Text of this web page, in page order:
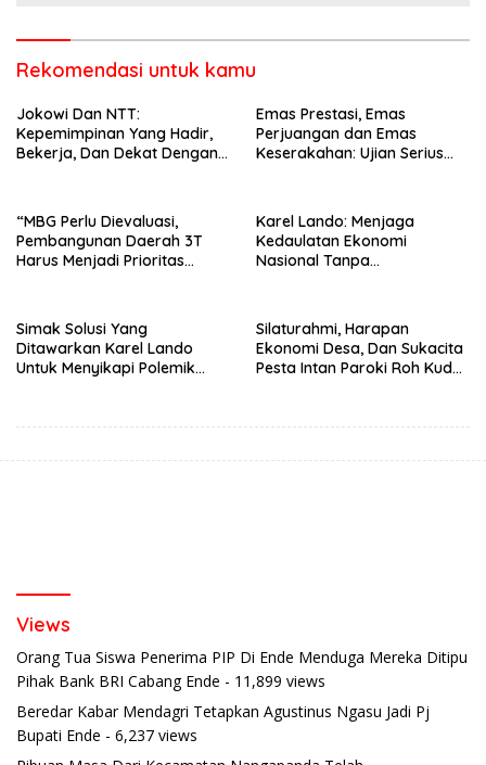
Rekomendasi untuk kamu
Jokowi Dan NTT:
Kepemimpinan Yang Hadir,
Bekerja, Dan Dekat Dengan
Emas Prestasi, Emas
Perjuangan dan Emas
Keserakahan: Ujian Serius
“MBG Perlu Dievaluasi,
Pembangunan Daerah 3T
Harus Menjadi Prioritas
Karel Lando: Menjaga
Kedaulatan Ekonomi
Nasional Tanpa
Simak Solusi Yang
Ditawarkan Karel Lando
Untuk Menyikapi Polemik
Silaturahmi, Harapan
Ekonomi Desa, Dan Sukacita
Pesta Intan Paroki Roh Kudus
Views
Orang Tua Siswa Penerima PIP Di Ende Menduga Mereka Ditipu
Pihak Bank BRI Cabang Ende - 11,899 views
Beredar Kabar Mendagri Tetapkan Agustinus Ngasu Jadi Pj
Bupati Ende - 6,237 views